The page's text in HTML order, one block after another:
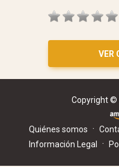
VER
Copyright ©
Quiénes somos ·
Información Legal ·